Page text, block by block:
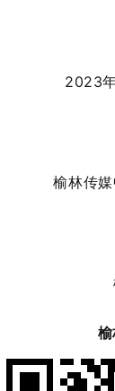
2023
榆林传